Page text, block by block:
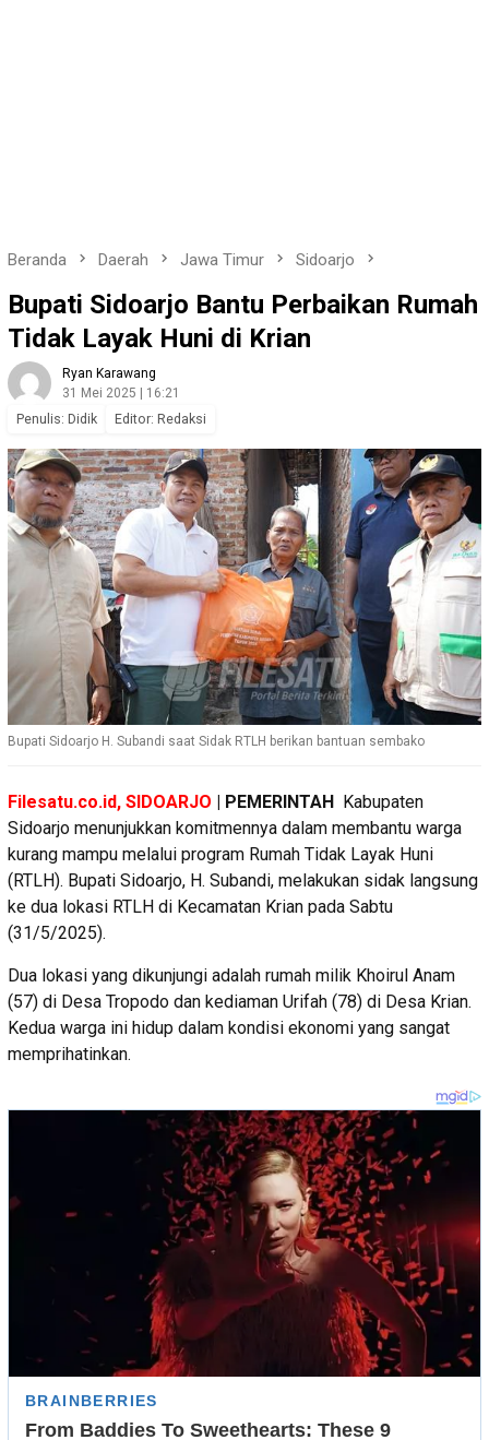
Beranda Daerah Jawa Timur Sidoarjo
Bupati Sidoarjo Bantu Perbaikan Rumah
Tidak Layak Huni di Krian
Ryan Karawang
31 Mei 2025 | 16:21
Penulis: Didik Editor: Redaksi
Bupati Sidoarjo H. Subandi saat Sidak RTLH berikan bantuan sembako
Filesatu.co.id, SIDOARJO | PEMERINTAH
Kabupaten
Sidoarjo menunjukkan komitmennya dalam membantu warga
kurang mampu melalui program Rumah Tidak Layak Huni
(RTLH). Bupati Sidoarjo, H. Subandi, melakukan sidak langsung
ke dua lokasi RTLH di Kecamatan Krian pada Sabtu
(31/5/2025).
Dua lokasi yang dikunjungi adalah rumah milik Khoirul Anam
(57) di Desa Tropodo dan kediaman Urifah (78) di Desa Krian.
Kedua warga ini hidup dalam kondisi ekonomi yang sangat
memprihatinkan.